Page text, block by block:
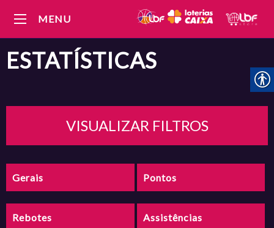
MENU
ESTATÍSTICAS
VISUALIZAR FILTROS
Gerais Pontos
Rebotes Assistências